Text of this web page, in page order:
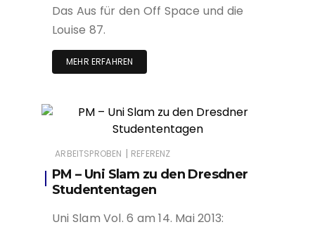
Das Aus für den Off Space und die
Louise 87.
MEHR ERFAHREN
ARBEITSPROBEN | REFERENZ
PM – Uni Slam zu den Dresdner
Studententagen
Uni Slam Vol. 6 am 14. Mai 2013: